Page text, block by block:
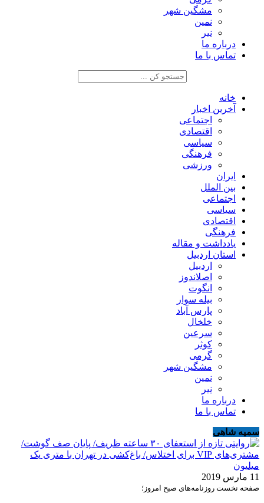
مشگین شهر
نمین
نیر
درباره ما
تماس با ما
خانه
آخرین اخبار
اجتماعی
اقتصادی
سیاسی
فرهنگی
ورزشی
ایران
بین الملل
اجتماعی
سیاسی
اقتصادی
فرهنگی
یادداشت و مقاله
استان اردبیل
اردبیل
اصلاندوز
انگوت
بیله سوار
پارس آباد
خلخال
سرعین
کوثر
گرمی
مشگین شهر
نمین
نیر
درباره ما
تماس با ما
سمیه شاهی
11 مارس 2019
صفحه نخست روزنامه‌های صبح امروز؛